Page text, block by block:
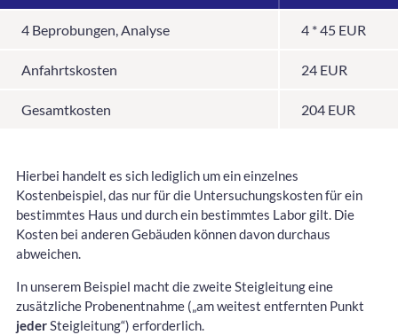
4 Beprobungen, Analyse 4 * 45 EUR
Anfahrtskosten 24 EUR
Gesamtkosten 204 EUR
Hierbei handelt es sich lediglich um ein einzelnes
Kostenbeispiel, das nur für die Untersuchungskosten für ein
bestimmtes Haus und durch ein bestimmtes Labor gilt. Die
Kosten bei anderen Gebäuden können davon durchaus
abweichen.
In unserem Beispiel macht die zweite Steigleitung eine
zusätzliche Probenentnahme („am weitest entfernten Punkt
jederSteigleitung“) erforderlich.